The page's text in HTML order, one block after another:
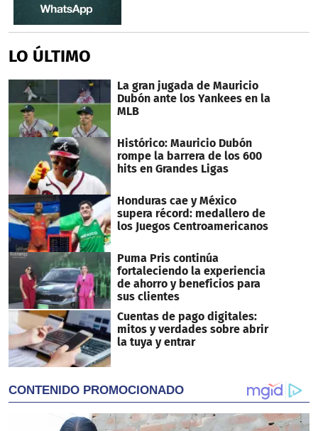
LO ÚLTIMO
La gran jugada de Mauricio
Dubón ante los Yankees en la
MLB
Histórico: Mauricio Dubón
rompe la barrera de los 600
hits en Grandes Ligas
Honduras cae y México
supera récord: medallero de
los Juegos Centroamericanos
Puma Pris continúa
fortaleciendo la experiencia
de ahorro y beneficios para
sus clientes
Cuentas de pago digitales:
mitos y verdades sobre abrir
la tuya y entrar